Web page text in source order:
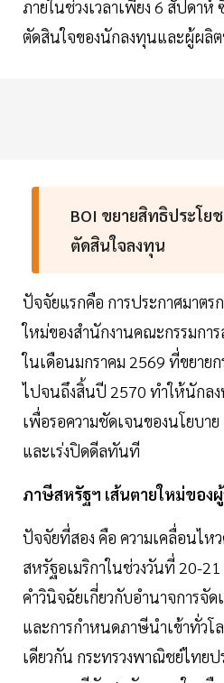
ภายในช่วงเวลาเพียง 6 สัปดาห์
ตัดสินใจของนักลงทุนและผู้ผลิ
BOI ขยายสิทธิประโย
ตัดสินใจลงทุน
ปัจจัยแรกคือ การประกาศมาตร
ใหม่ของสำนักงานคณะกรรมการ
ในเดือนมกราคม 2569 ที่ขยาย
ไปจนถึงสิ้นปี 2570 ทำให้นักล
เพื่อรอความชัดเจนของนโยบา
และเร่งปิดดีลทันที
ภาษีสหรัฐฯ เส้นตายใหม่ของ
ปัจจัยที่สอง คือ ความเคลื่อนไห
สหรัฐอเมริกาในช่วงวันที่ 20-
คำวินิจฉัยเกี่ยวกับอำนาจการจัด
และการกำหนดภาษีนำเข้าทั่วโ
เดียวกัน กระทรวงพาณิชย์ไทยป